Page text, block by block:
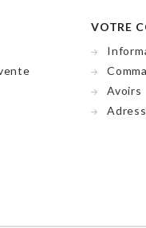
VOTRE
Avoirs